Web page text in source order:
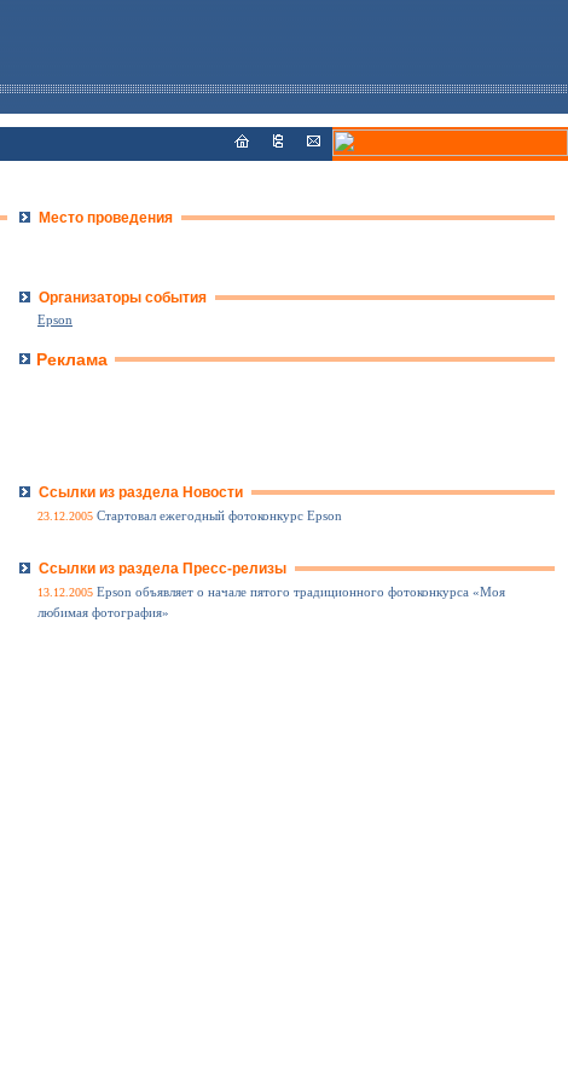
Место проведения
Организаторы события
Epson
Реклама
Ссылки из раздела Новости
23.12.2005 Стартовал ежегодный фотоконкурс Еpson
Ссылки из раздела Пресс-релизы
13.12.2005 Epson объявляет о начале пятого традиционного фотоконкурса «Моя
любимая фотография»